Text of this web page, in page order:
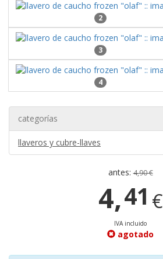
2
3
4
categorías
llaveros y cubre-llaves
antes:4,90 €
4,41 €
IVA incluido
agotado